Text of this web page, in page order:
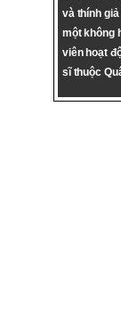
và thính
một không
viên hoạt
sĩ thuộc